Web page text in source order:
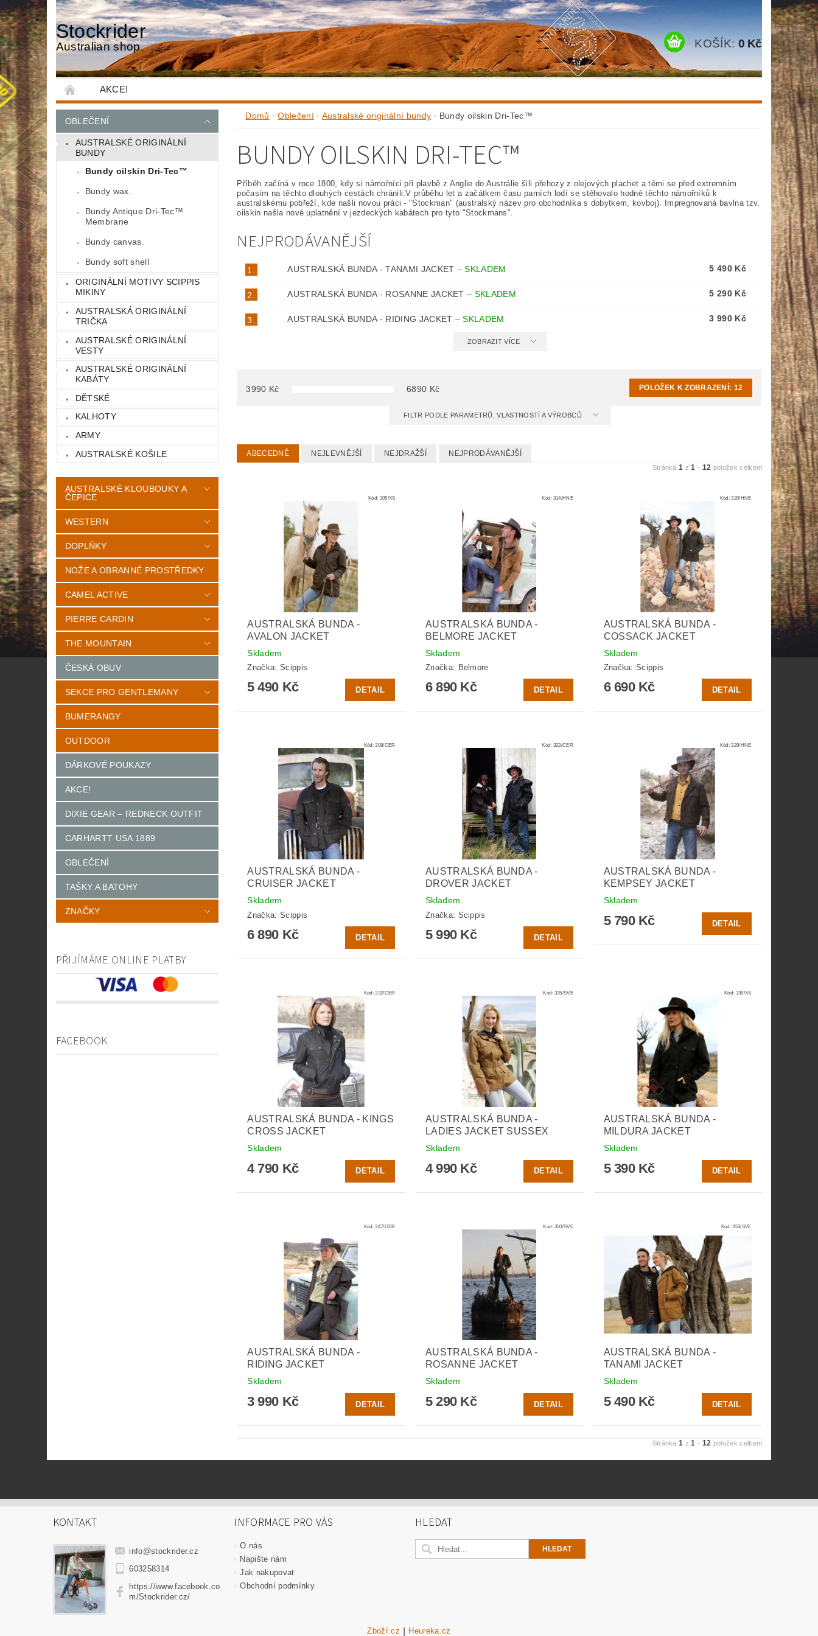
Stockrider
Australian shop KOŠÍK: 0 Kč
AKCE!
OBLEČENÍ
AUSTRALSKÉ ORIGINÁLNÍ
BUNDY
Bundy oilskin Dri-Tec™
Bundy wax.
Bundy Antique Dri-Tec™
Membrane
Bundy canvas.
Bundy soft shell
ORIGINÁLNÍ MOTIVY SCIPPIS
MIKINY
AUSTRALSKÁ ORIGINÁLNÍ
TRIČKA
AUSTRALSKÉ ORIGINÁLNÍ
VESTY
AUSTRALSKÉ ORIGINÁLNÍ
KABÁTY
DĚTSKÉ
KALHOTY
ARMY
AUSTRALSKÉ KOŠILE
AUSTRALSKÉ KLOUBOUKY A
ČEPICE
WESTERN
DOPLŇKY
NOŽE A OBRANNÉ PROSTŘEDKY
CAMEL ACTIVE
PIERRE CARDIN
THE MOUNTAIN
ČESKÁ OBUV
SEKCE PRO GENTLEMANY
BUMERANGY
OUTDOOR
DÁRKOVÉ POUKAZY
AKCE!
DIXIE GEAR – REDNECK OUTFIT
CARHARTT USA 1889
OBLEČENÍ
TAŠKY A BATOHY
ZNAČKY
PŘIJÍMÁME ONLINE PLATBY
FACEBOOK
Domů Oblečení Australské originální bundy Bundy oilskin Dri-Tec™
BUNDY OILSKIN DRI-TEC™
Příběh začíná v roce 1800, kdy si námořníci při plavbě z Anglie do Austrálie šili přehozy z olejových plachet a těmi se před extremním
počasím na těchto dlouhých cestách chránili.V průběhu let a začátkem času parních lodí se stěhovalo hodně těchto námořníků k
australskému pobřeží, kde našli novou práci - "Stockman" (australský název pro obchodníka s dobytkem, kovboj). Impregnovaná bavlna tzv.
oilskin našla nové uplatnění v jezdeckých kabátech pro tyto "Stockmans".
NEJPRODÁVANĚJŠÍ
1. AUSTRALSKÁ BUNDA - TANAMI JACKET –SKLADEM 5 490 Kč
2. AUSTRALSKÁ BUNDA - ROSANNE JACKET– SKLADEM 5 290 Kč
3. AUSTRALSKÁ BUNDA - RIDING JACKET –SKLADEM 3 990 Kč
ZOBRAZIT VÍCE
3990 Kč 6890 Kč POLOŽEK K ZOBRAZENÍ: 12
FILTR PODLE PARAMETRŮ, VLASTNOSTÍ A VÝROBCŮ
ABECEDNĚ NEJLEVNĚJŠÍ NEJDRAŽŠÍ NEJPRODÁVANĚJŠÍ
Stránka1 z1 - 12 položek celkem
Kód: 305/XS
AUSTRALSKÁ BUNDA -
AVALON JACKET
Skladem
Značka: Scippis
5 490 Kč DETAIL
Kód: 314/HNE
AUSTRALSKÁ BUNDA -
BELMORE JACKET
Skladem
Značka: Belmore
6 890 Kč DETAIL
Kód:320/HNE
AUSTRALSKÁ BUNDA -
COSSACK JACKET
Skladem
Značka:Scippis
6 690 Kč DETAIL
Kód:308/CER
AUSTRALSKÁ BUNDA -
CRUISER JACKET
Skladem
Značka: Scippis
6 890 Kč DETAIL
Kód: 323/CER
AUSTRALSKÁ BUNDA -
DROVER JACKET
Skladem
Značka: Scippis
5 990 Kč DETAIL
Kód:329/HNE
AUSTRALSKÁ BUNDA -
KEMPSEY JACKET
Skladem
5 790 Kč DETAIL
Kód:332/CER
AUSTRALSKÁ BUNDA - KINGS
CROSS JACKET
Skladem
4 790 Kč DETAIL
Kód: 335/SVE
AUSTRALSKÁ BUNDA -
LADIES JACKET SUSSEX
Skladem
4 990 Kč DETAIL
Kód: 338/XS
AUSTRALSKÁ BUNDA -
MILDURA JACKET
Skladem
5 390 Kč DETAIL
Kód:347/CER
AUSTRALSKÁ BUNDA -
RIDING JACKET
Skladem
3 990 Kč DETAIL
Kód: 350/SVE
AUSTRALSKÁ BUNDA -
ROSANNE JACKET
Skladem
5 290 Kč DETAIL
Kód:353/SVE
AUSTRALSKÁ BUNDA -
TANAMI JACKET
Skladem
5 490 Kč DETAIL
Stránka1 z1 - 12 položek celkem
KONTAKT
info@stockrider.cz
603258314
https://www.facebook.co
m/Stockrider.cz/
INFORMACE PRO VÁS
O nás
Napište nám
Jak nakupovat
Obchodní podmínky
HLEDAT
Zboží.cz Heureka.cz